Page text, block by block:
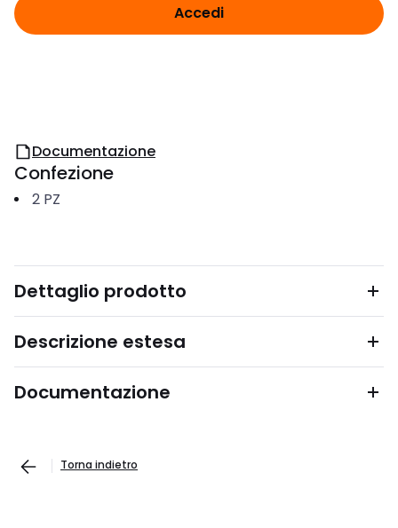
Accedi
Documentazione
Confezione
2 PZ
Dettaglio prodotto
Descrizione estesa
Documentazione
Torna indietro